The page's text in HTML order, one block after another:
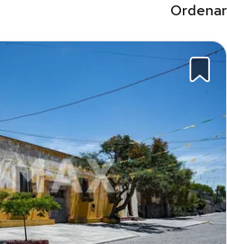
Ordenar